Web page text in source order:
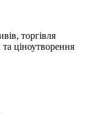
торгівля
ціноутворення